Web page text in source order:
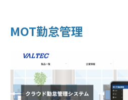
MOT勤怠管理